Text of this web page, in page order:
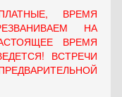
ВРЕМЯ
НА
ВРЕМЯ
ВСТРЕЧИ